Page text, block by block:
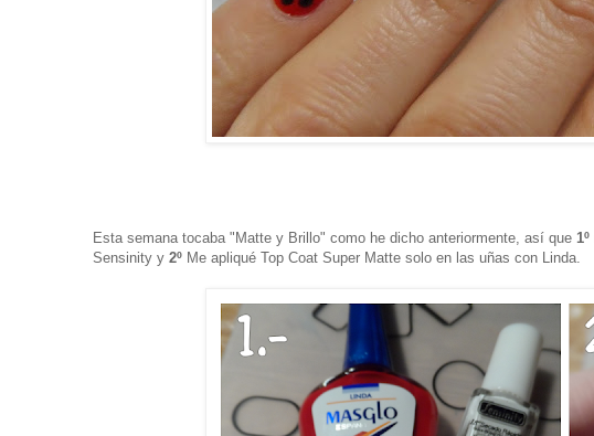
Esta semana tocaba "Matte y Brillo" como he dicho anteriormente, así que 1º
Sensinity y 2º Me apliqué Top Coat Super Matte solo en las uñas con Linda.